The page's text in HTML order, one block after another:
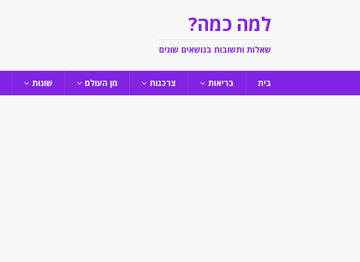
למה כמה?
שאלות ותשובות בנושאים שונים
בית בריאות צרכנות מן העולם שונות